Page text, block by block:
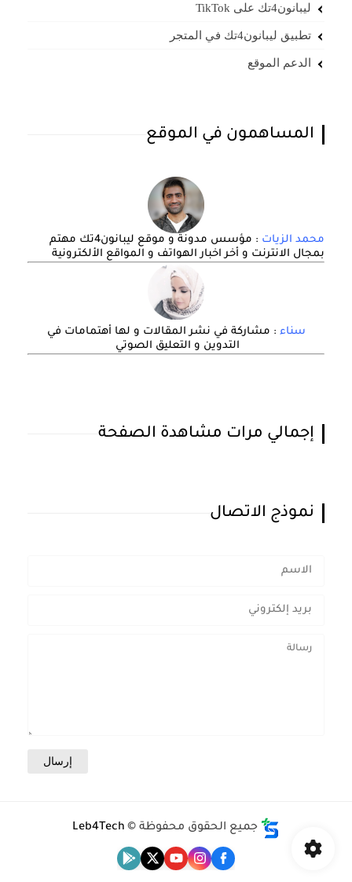
ليبانون4تك على TikTok
تطبيق ليبانون4تك في المتجر
الدعم الموقع
المساهمون في الموقع
محمد الزيات
: مؤسس مدونة و موقع ليبانون4تك مهتم
بمجال الانترنت و أخر اخبار الهواتف و المواقع الألكترونية
سناء : مشاركة في نشر المقالات و لها أهتمامات في
التدوين و التعليق الصوتي
إجمالي مرات مشاهدة الصفحة
نموذج الاتصال
جميع الحقوق محفوظة © Leb4Tech